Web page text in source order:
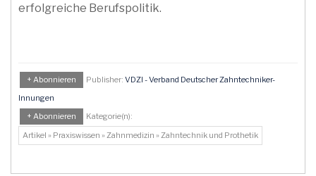
erfolgreiche Berufspolitik.
+ Abonnieren Publisher: VDZI - Verband Deutscher Zahntechniker-
Innungen
+ Abonnieren
Kategorie(n):
Artikel » Praxiswissen » Zahnmedizin » Zahntechnik und Prothetik